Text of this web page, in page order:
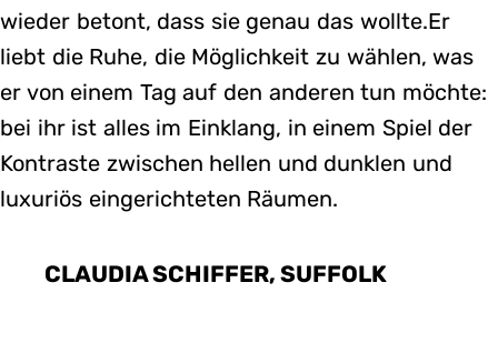
wieder betont, dass sie genau das wollte.Er
liebt die Ruhe, die Möglichkeit zu wählen, was
er von einem Tag auf den anderen tun möchte:
bei ihr ist alles im Einklang, in einem Spiel der
Kontraste zwischen hellen und dunklen und
luxuriös eingerichteten Räumen.
CLAUDIA SCHIFFER, SUFFOLK